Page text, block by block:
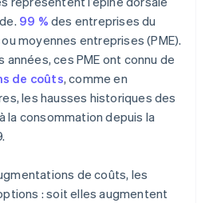
marketing
99 % des entreprises du
moyennes entreprises (PME).
ces PME ont connu de
de coûts, comme en
les hausses historiques des
la consommation depuis la
de coûts, les
: soit elles augmentent